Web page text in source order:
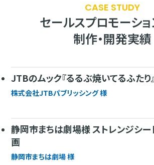
CASE STUDY
セールスプロモーシ
制作・開発実績
JTBのムック『るるぶ焼いてるふたり
株式会社JTBパブリッシング 様
静岡市まちは劇場様 ストレンジシ
画
静岡市まちは劇場 様